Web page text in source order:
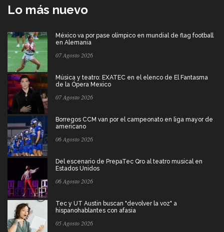
Lo más nuevo
México va por pase olímpico en mundial de flag football
en Alemania
07 Agosto 2026
Música y teatro: EXATEC en el elenco de El Fantasma
de la Ópera Mexico
07 Agosto 2026
Borregos CCM van por el campeonato en liga mayor de
americano
06 Agosto 2026
Del escenario de PrepaTec Qro al teatro musical en
Estados Unidos
06 Agosto 2026
Tec y UT Austin buscan "devolver la voz" a
hispanohablantes con afasia
05 Agosto 2026